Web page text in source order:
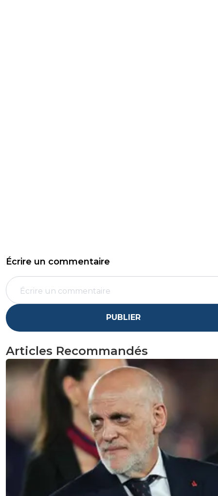
Écrire un commentaire
PUBLIER
Articles Recommandés